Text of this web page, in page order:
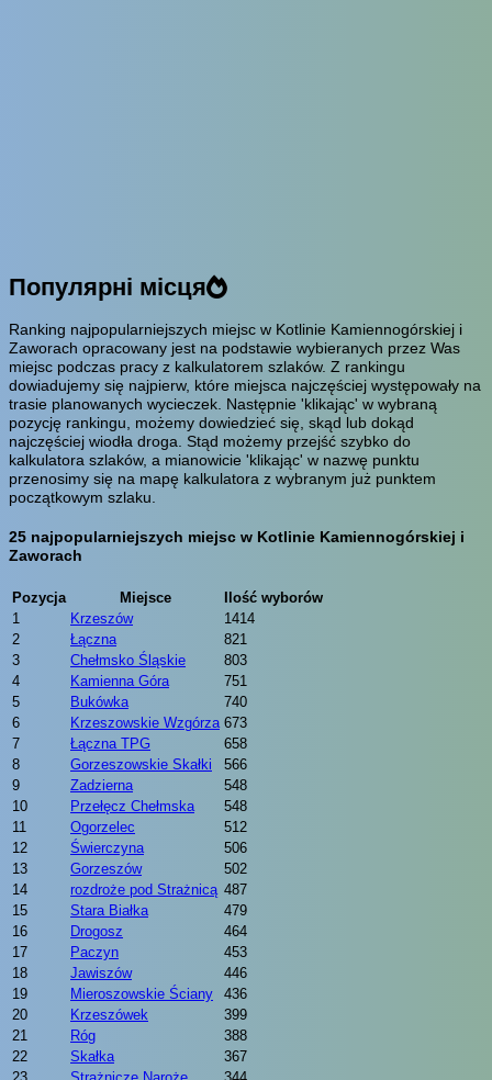
Популярні місця
Ranking najpopularniejszych miejsc w Kotlinie Kamiennogórskiej i
Zaworach opracowany jest na podstawie wybieranych przez Was
miejsc podczas pracy z kalkulatorem szlaków. Z rankingu
dowiadujemy się najpierw, które miejsca najczęściej występowały na
trasie planowanych wycieczek. Następnie 'klikając' w wybraną
pozycję rankingu, możemy dowiedzieć się, skąd lub dokąd
najczęściej wiodła droga. Stąd możemy przejść szybko do
kalkulatora szlaków, a mianowicie 'klikając' w nazwę punktu
przenosimy się na mapę kalkulatora z wybranym już punktem
początkowym szlaku.
25 najpopularniejszych miejsc w Kotlinie Kamiennogórskiej i
Zaworach
Pozycja Miejsce
Ilość wyborów
1
Krzeszów
1414
2
Łączna
821
3
Chełmsko Śląskie
803
4
Kamienna Góra
751
5
Bukówka
740
6
Krzeszowskie Wzgórza 673
7
Łączna TPG
658
8
Gorzeszowskie Skałki
566
9
Zadzierna
548
10
Przełęcz Chełmska
548
11
Ogorzelec
512
12
Świerczyna
506
13
Gorzeszów
502
14
rozdroże pod Strażnicą 487
15
Stara Białka
479
16
Drogosz
464
17
Paczyn
453
18
Jawiszów
446
19
Mieroszowskie Ściany
436
20
Krzeszówek
399
21
Róg
388
22
Skałka
367